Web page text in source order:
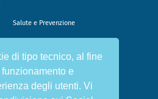
di tipo tecnico, al fine
e
degli utenti. Vi
Salute e Prevenzione
Sport e Benessere
Privacy Policy